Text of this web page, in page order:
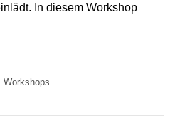
In diesem Workshop
Workshops